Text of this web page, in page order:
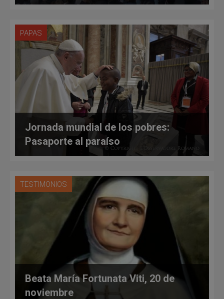
PAPAS
Jornada mundial de los pobres:
Pasaporte al paraíso
TESTIMONIOS
Beata María Fortunata Viti, 20 de
noviembre